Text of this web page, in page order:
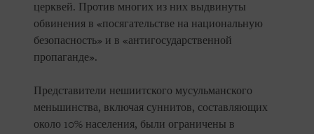
церквей. Против многих из них выдвинуты
обвинения в «посягательстве на национальную
безопасность» и в «антигосударственной
пропаганде».
Представители нешиитского мусульманского
меньшинства, включая суннитов, составляющих
около 10% населения, были ограничены в